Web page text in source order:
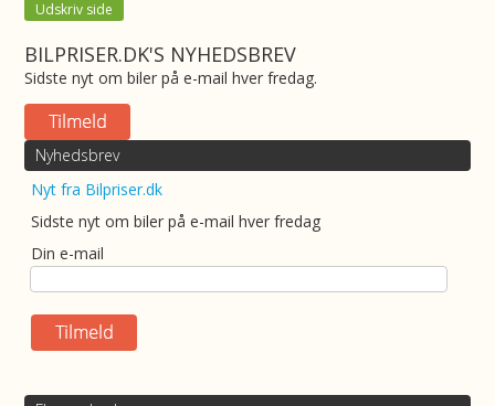
Udskriv side
BILPRISER.DK'S NYHEDSBREV
Sidste nyt om biler på e-mail hver fredag.
Nyhedsbrev
Nyt fra Bilpriser.dk
Sidste nyt om biler på e-mail hver fredag
Din e-mail